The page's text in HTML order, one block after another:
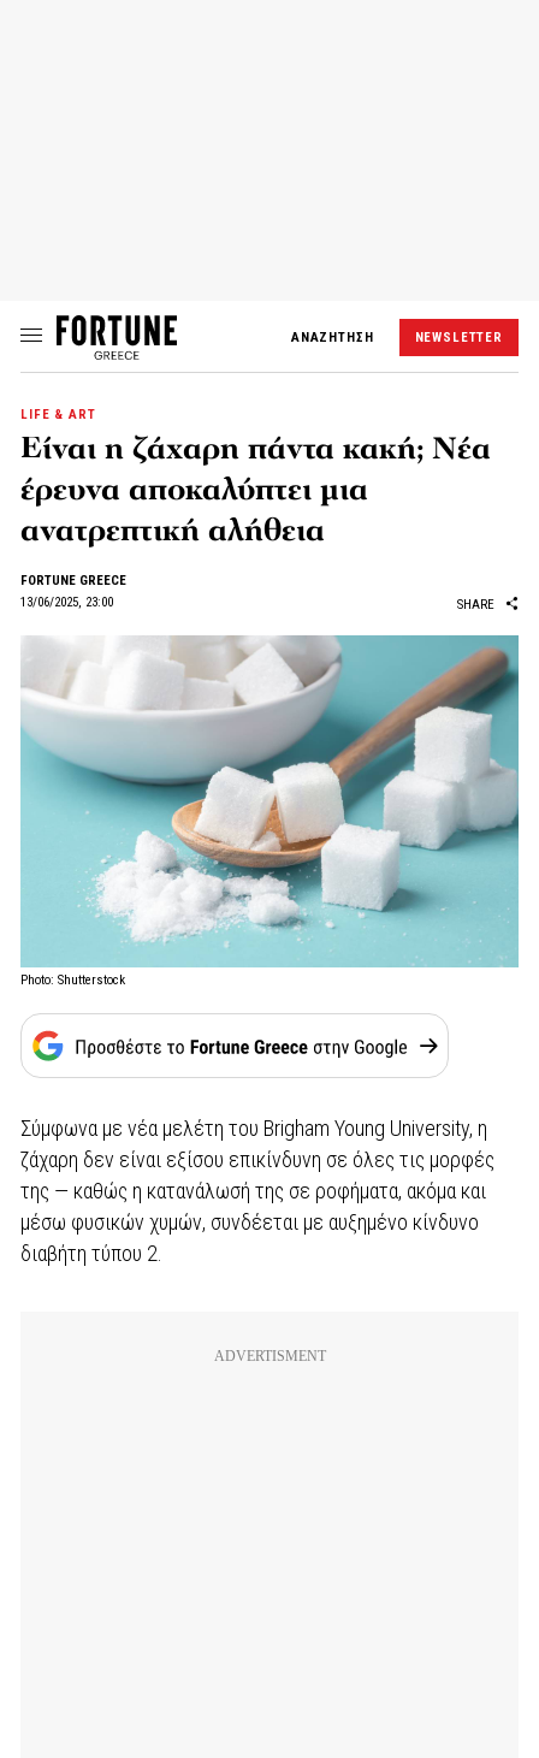
ΑΝΑΖΗΤΗΣΗ NEWSLETTER
LIFE & ART
Είναι η ζάχαρη πάντα κακή; Νέα
έρευνα αποκαλύπτει μια
ανατρεπτική αλήθεια
FORTUNE GREECE
13/06/2025, 23:00
SHARE
Photo: Shutterstock
Σύμφωνα με νέα μελέτη του Brigham Young University, η
ζάχαρη δεν είναι εξίσου επικίνδυνη σε όλες τις μορφές
της — καθώς η κατανάλωσή της σε ροφήματα, ακόμα και
μέσω φυσικών χυμών, συνδέεται με αυξημένο κίνδυνο
διαβήτη τύπου 2.